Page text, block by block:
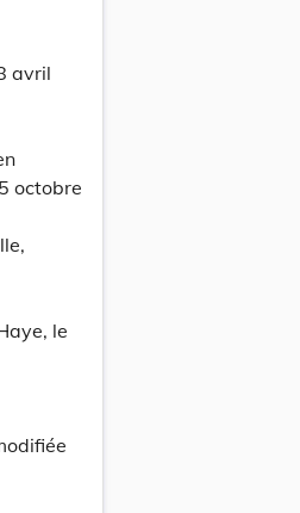
avril
octobre
le